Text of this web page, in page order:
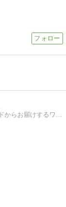
ギリホリ彼女と海外大好き彼氏がオークランドからお届けするワーホリブログです。